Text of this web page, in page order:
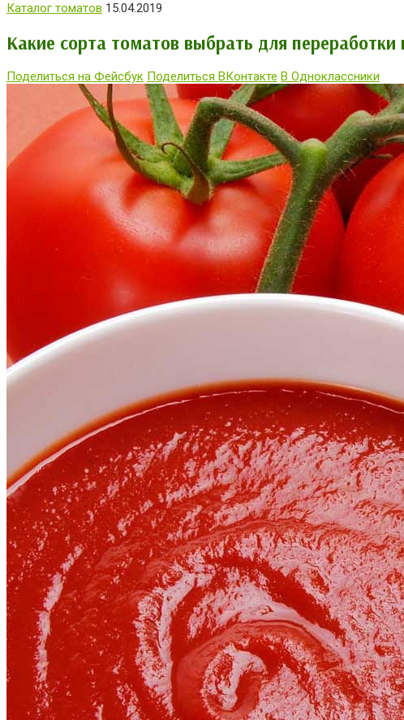
Каталог томатов 15.04.2019
Какие сорта томатов выбрать для переработки
Поделиться на Фейсбук Поделиться ВКонтакте В Одноклассники